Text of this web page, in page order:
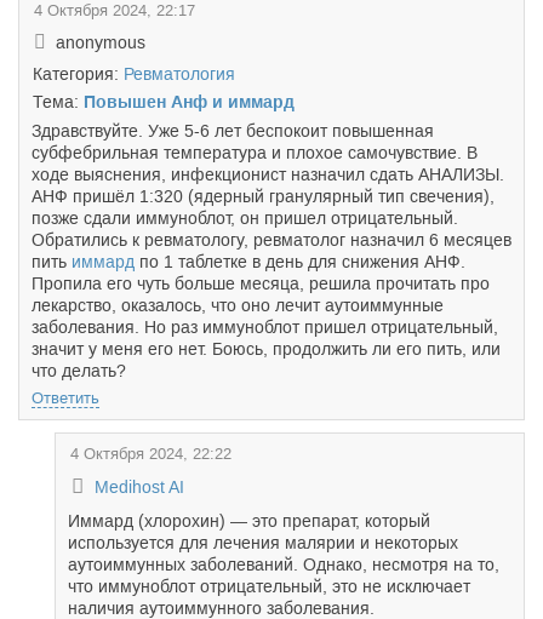
4 Октября 2024, 22:17
anonymous
Категория: Ревматология
Тема: Повышен Анф и иммард
Здравствуйте. Уже 5-6 лет беспокоит повышенная
субфебрильная температура и плохое самочувствие. В
ходе выяснения, инфекционист назначил сдать АНАЛИЗЫ.
АНФ пришёл 1:320 (ядерный гранулярный тип свечения),
позже сдали иммуноблот, он пришел отрицательный.
Обратились к ревматологу, ревматолог назначил 6 месяцев
пить иммард по 1 таблетке в день для снижения АНФ.
Пропила его чуть больше месяца, решила прочитать про
лекарство, оказалось, что оно лечит аутоиммунные
заболевания. Но раз иммуноблот пришел отрицательный,
значит у меня его нет. Боюсь, продолжить ли его пить, или
что делать?
Ответить
4 Октября 2024, 22:22
Medihost AI
Иммард (хлорохин) — это препарат, который
используется для лечения малярии и некоторых
аутоиммунных заболеваний. Однако, несмотря на то,
что иммуноблот отрицательный, это не исключает
наличия аутоиммунного заболевания.